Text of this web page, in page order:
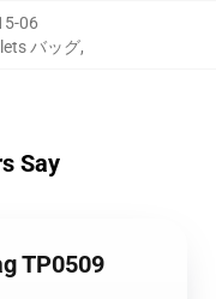
06
バッグ,
Say
TP0509